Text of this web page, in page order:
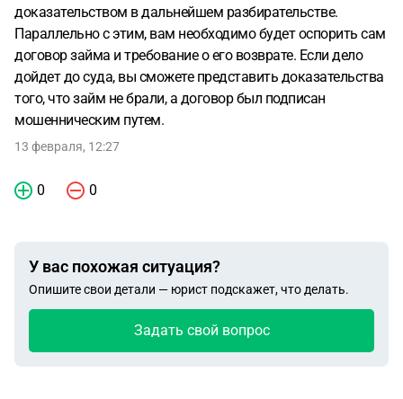
доказательством в дальнейшем разбирательстве.
Параллельно с этим, вам необходимо будет оспорить сам
договор займа и требование о его возврате. Если дело
дойдет до суда, вы сможете представить доказательства
того, что займ не брали, а договор был подписан
мошенническим путем.
13 февраля, 12:27
0 0
У вас похожая ситуация?
Опишите свои детали — юрист подскажет, что делать.
Задать свой вопрос